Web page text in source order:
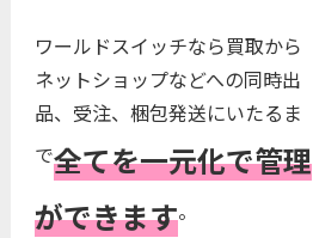
ワールドスイッチなら買取から
ネットショップなどへの同時出
品、受注、梱包発送にいたるま
で全てを一元化で管理
ができます。